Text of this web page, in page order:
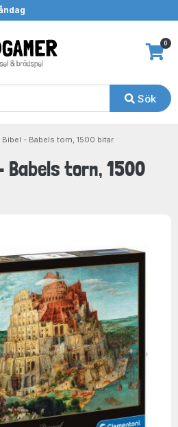
Sök
0
Bibel - Babels torn, 1500 bitar
Babels torn, 1500